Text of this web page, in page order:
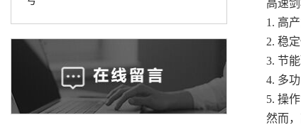
高速
1. 高
2. 稳
3. 节
4. 多
5. 操
然而